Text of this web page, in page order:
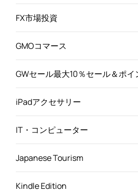
FX市場投資
GMOコマース
GWセール最大10％セール＆ポイ
iPadアクセサリー
IT・コンピューター
Japanese Tourism
Kindle Edition